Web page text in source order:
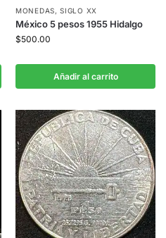
MONEDAS,SIGLO XX
México 5 pesos 1955 Hidalgo
$500.00
Añadir al carrito